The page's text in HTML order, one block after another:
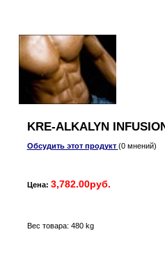
KRE-ALKALYN
Обсудить этот продукт (0 мнений)
Цена: 3,782.00руб.
Вес товара: 480 kg